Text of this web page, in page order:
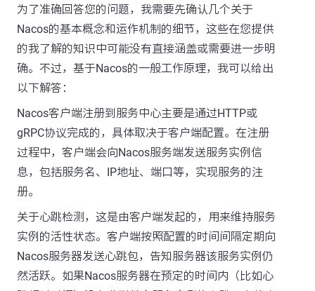
为了准确回答您的问题，我需要先确认几个关于
Nacos的基本概念和运作机制的细节，这些在您提供
的我了解的知识中可能没有直接涵盖或需要进一步明
确。不过，基于Nacos的一般工作原理，我可以给出
以下解答：
Nacos客户端注册到服务中心主要是通过HTTP或
gRPC协议完成的，具体取决于客户端配置。在注册
过程中，客户端会向Nacos服务端发送服务实例信
息，包括服务名、IP地址、端口等，实现服务的注
册。
关于心跳检测，这是由客户端发起的，用来维持服务
实例的活性状态。客户端按照配置的时间间隔定期向
Nacos服务器发送心跳包，告知服务器该服务实例仍
然活跃。如果Nacos服务器在预定的时间内（比如心